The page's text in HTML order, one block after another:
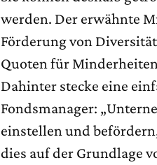
werden. Der erwähnte
Förderung von
Quoten für
Dahinter stecke eine
Fondsmanager:
einstellen und
dies auf der Grundlage